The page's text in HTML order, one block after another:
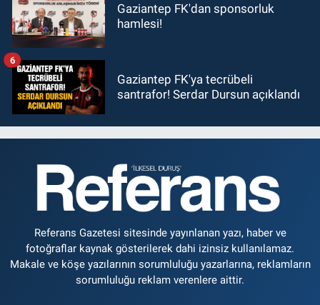
Gaziantep FK'dan sponsorluk
hamlesi!
Gaziantep FK'ya tecrübeli
santrafor! Serdar Dursun açıklandı
6
Referans Gazetesi sitesinde yayınlanan yazı, haber ve
fotoğraflar kaynak gösterilerek dahi izinsiz kullanılamaz.
Makale ve köşe yazılarının sorumluluğu yazarlarına, reklamların
sorumluluğu reklam verenlere aittir.